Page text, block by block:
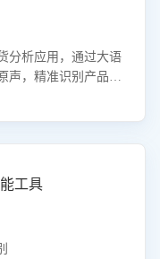
分析应用，通过大语
声，精准识别产品质
迭代，从根本上降低
工具